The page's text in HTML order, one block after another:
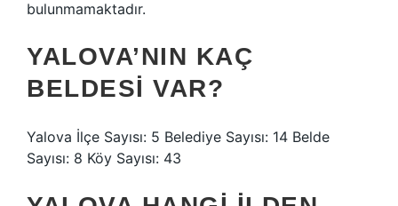
bulunmamaktadır.
YALOVA’NIN KAÇ
BELDESI VAR?
Yalova İlçe Sayısı: 5 Belediye Sayısı: 14 Belde
Sayısı: 8 Köy Sayısı: 43